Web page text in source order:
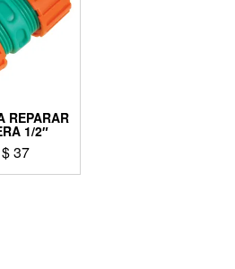
REPARAR
1/2″
37